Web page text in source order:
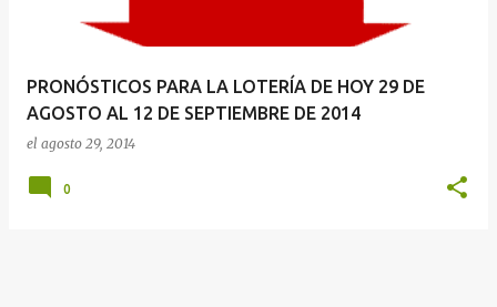
PRONÓSTICOS PARA LA LOTERÍA DE HOY 29 DE
AGOSTO AL 12 DE SEPTIEMBRE DE 2014
el agosto 29, 2014
0